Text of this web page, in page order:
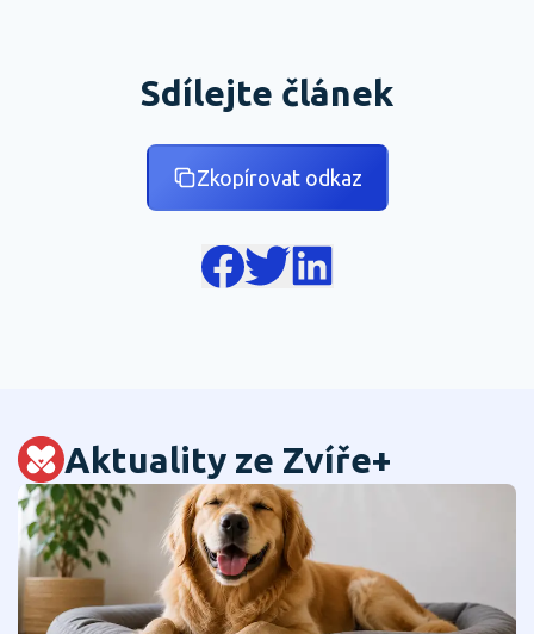
Sdílejte článek
Zkopírovat odkaz
Aktuality ze Zvíře+